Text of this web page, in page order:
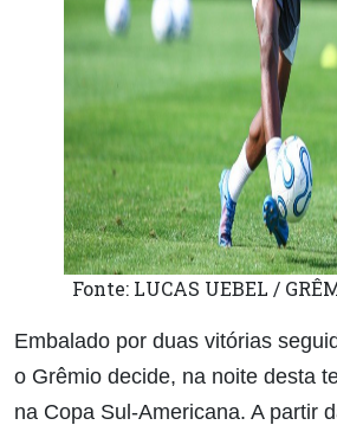
Fonte: LUCAS UEBEL /
Embalado por duas vitórias
o Grêmio decide, na noite desta
na Copa Sul-Americana. A partir